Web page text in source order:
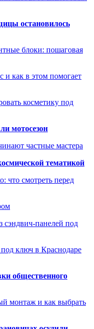
остановилось
блоки: пошаговая
и как в этом помогает
косметику под
мотосезон
частные мастера
тематикой
что смотреть перед
сэндвич-панелей под
ключ в Краснодаре
общественного
монтаж и как выбрать